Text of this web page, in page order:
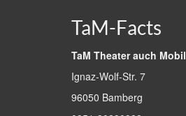
TaM-Facts
TaM Theater auch Mobil
Ignaz-Wolf-Str. 7
96050 Bamberg